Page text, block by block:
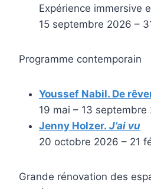
Expérience immersive
15 septembre 2026 –
Programme contemporain
Youssef Nabil. De
19 mai – 13 septembre
Jenny Holzer. J’ai vu
20 octobre 2026 – 21
Grande rénovation des